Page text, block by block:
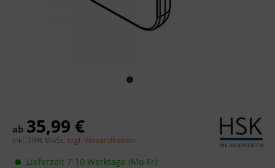
ab 35,99 €
inkl. 19% MwSt. zzgl. Versandkosten
Lieferzeit 7-10 Werktage (Mo-Fr)